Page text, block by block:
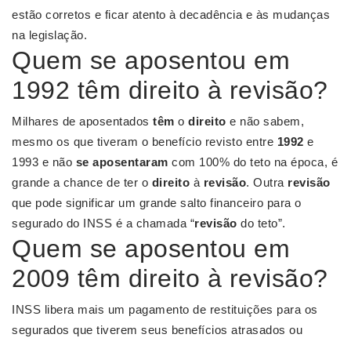
estão corretos e ficar atento à decadência e às mudanças
na legislação.
Quem se aposentou em
1992 têm direito à revisão?
Milhares de aposentados têm o direito e não sabem,
mesmo os que tiveram o benefício revisto entre 1992 e
1993 e não se aposentaram com 100% do teto na época, é
grande a chance de ter o direito à revisão. Outra revisão
que pode significar um grande salto financeiro para o
segurado do INSS é a chamada “revisão do teto”.
Quem se aposentou em
2009 têm direito à revisão?
INSS libera mais um pagamento de restituições para os
segurados que tiverem seus benefícios atrasados ou